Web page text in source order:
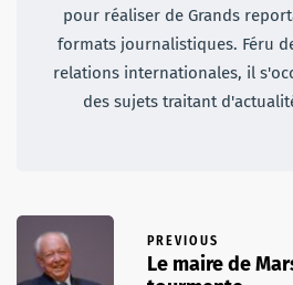
pour réaliser de Grands
formats journalistiques. Féru
relations internationales, il
des sujets traitant
PREVIOUS
Le maire de